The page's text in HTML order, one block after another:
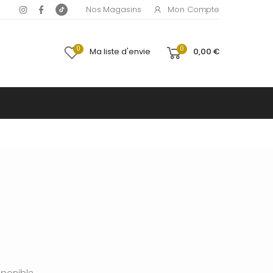
Nos Magasins Mon Compte
0 Ma liste d'envie 0 0,00 €